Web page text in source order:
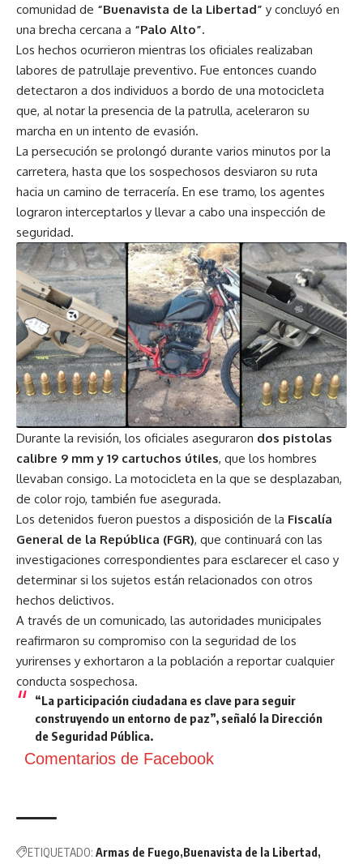
comunidad de “Buenavista de la Libertad” y concluyó en
una brecha cercana a “Palo Alto”.
Los hechos ocurrieron mientras los oficiales realizaban
labores de patrullaje preventivo. Fue entonces cuando
detectaron a dos individuos a bordo de una motocicleta
que, al notar la presencia de la patrulla, aceleraron su
marcha en un intento de evasión.
La persecución se prolongó durante varios minutos por la
carretera, hasta que los sospechosos desviaron su ruta
hacia un camino de terracería. En ese tramo, los agentes
lograron interceptarlos y llevar a cabo una inspección de
seguridad.
Durante la revisión, los oficiales aseguraron dos pistolas
calibre 9 mm y 19 cartuchos útiles, que los hombres
llevaban consigo. La motocicleta en la que se desplazaban,
de color rojo, también fue asegurada.
Los detenidos fueron puestos a disposición de la Fiscalía
General de la República (FGR), que continuará con las
investigaciones correspondientes para esclarecer el caso y
determinar si los sujetos están relacionados con otros
hechos delictivos.
A través de un comunicado, las autoridades municipales
reafirmaron su compromiso con la seguridad de los
yurirenses y exhortaron a la población a reportar cualquier
conducta sospechosa.
“La participación ciudadana es clave para seguir
construyendo un entorno de paz”, señaló la Dirección
de Seguridad Pública.
Comentarios de Facebook
ETIQUETADO: Armas de Fuego Buenavista de la Libertad